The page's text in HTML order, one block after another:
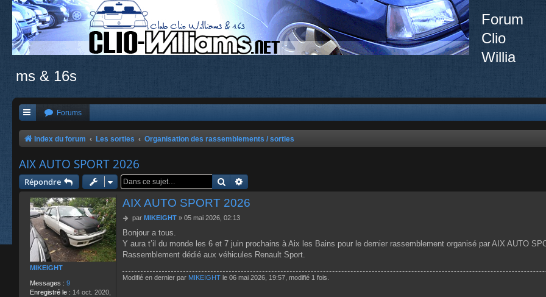
Forum
Clio
Willia
ms & 16s
Forums
Index du forum Les sorties Organisation des rassemblements / sorties
AIX AUTO SPORT 2026
Répondre Rechercher
MIKEIGHT
Messages : 9
Enregistré le : 14 oct. 2020,
AIX AUTO SPORT 2026
M
s
s
a
e
par MIKEIGHT» 05 mai 2026, 02:13
Bonjour a tous.
Y aura t’il du monde les 6 et 7 juin prochains à Aix les Bains pour le dernier rassemblement organisé par AIX AUTO
Rassemblement dédié aux véhicules Renault Sport.
Modifié en dernier par MIKEIGHT le 06 mai 2026, 19:57, modifié 1 fois.